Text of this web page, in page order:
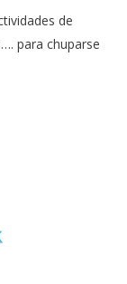
de
para chuparse